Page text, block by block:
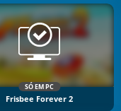
SÓ EM PC
Frisbee Forever 2